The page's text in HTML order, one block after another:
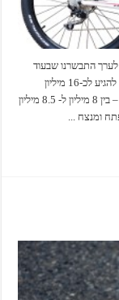
התבשרנו שבעוד
כמה עשורים בודדים, בשנת 2050, אוכלוסיית ישראל עשויה להגיע לכ-16 מיליון
תושבים. שזה למעשה כמעט כפול ממה שאנחנו מונים כיום – בין 8 מיליון ל- 8.5 מיליון
ומנצח ...